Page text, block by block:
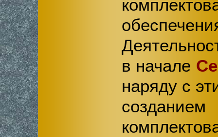
в начале
наряду с